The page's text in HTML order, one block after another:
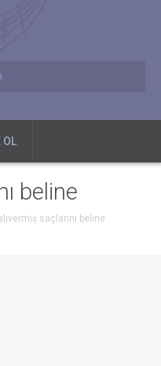
OL
beline
saçlarını beline